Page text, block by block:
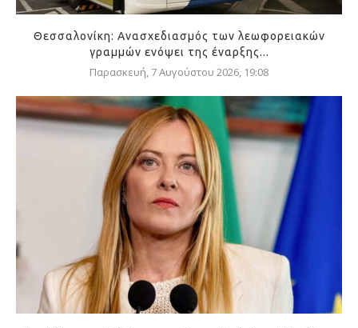
Θεσσαλονίκη: Ανασχεδιασμός των λεωφορειακών
γραμμών ενόψει της έναρξης...
Παρασκευή, 7 Αυγούστου 2026, 19:08